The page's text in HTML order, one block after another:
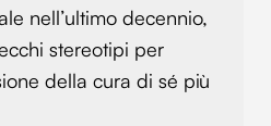
nell’ultimo decennio,
stereotipi per
della cura di sé più